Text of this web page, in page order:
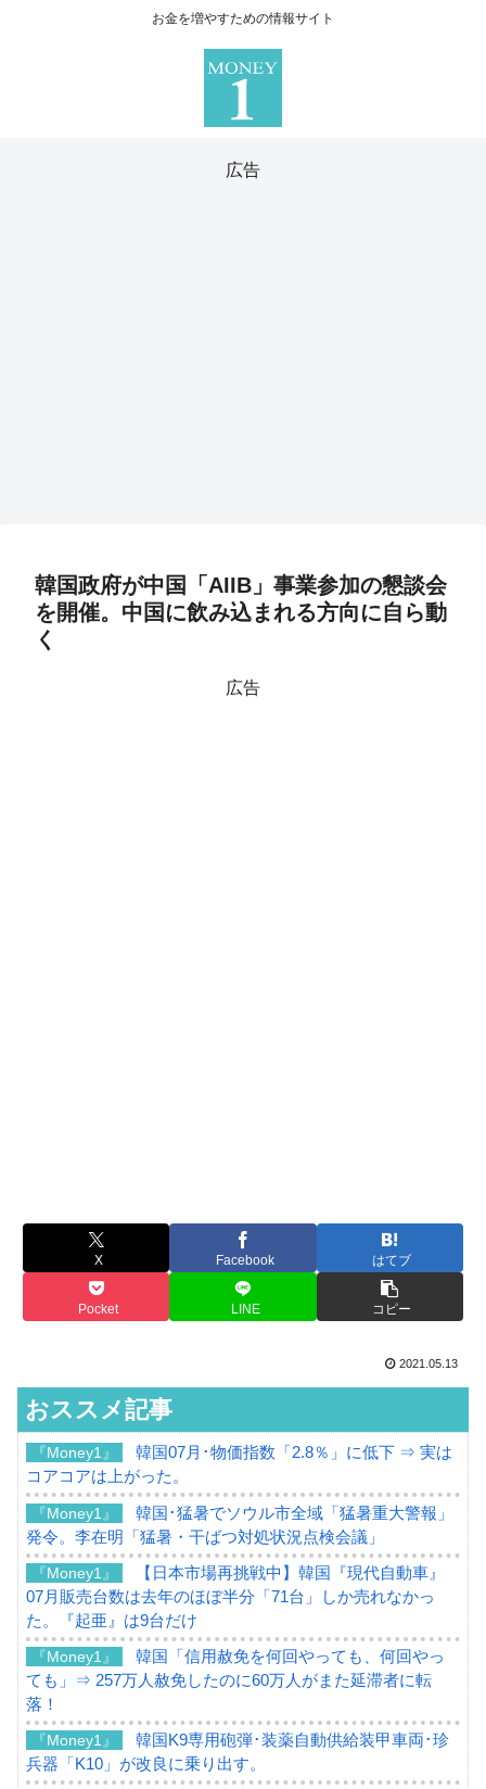
お金を増やすための情報サイト
広告
韓国政府が中国「AIIB」事業参加の懇談会
を開催。中国に飲み込まれる方向に自ら動
く
広告
X Facebook はてブ
Pocket LINE コピー
2021.05.13
おススメ記事
『Money1』
韓国07月･物価指数「2.8％」に低下 ⇒ 実は
コアコアは上がった。
『Money1』
韓国･猛暑でソウル市全域「猛暑重大警報」
発令。李在明「猛暑・干ばつ対処状況点検会議」
『Money1』
【日本市場再挑戦中】韓国『現代自動車』
07月販売台数は去年のほぼ半分「71台」しか売れなかっ
た。『起亜』は9台だけ
『Money1』
韓国「信用赦免を何回やっても、何回やっ
ても」⇒ 257万人赦免したのに60万人がまた延滞者に転
落！
『Money1』
韓国K9専用砲弾･装薬自動供給装甲車両･珍
兵器「K10」が改良に乗り出す。